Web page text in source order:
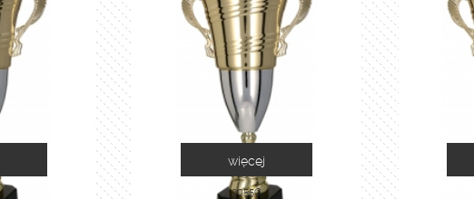
2055C
więcej